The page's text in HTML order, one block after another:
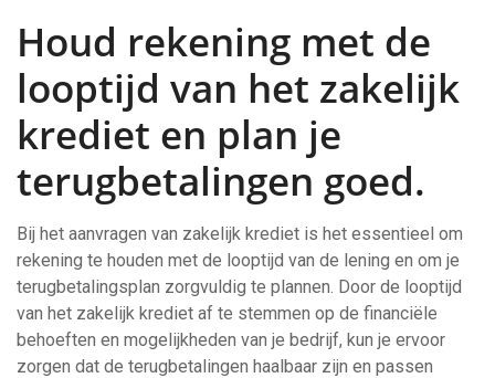
Houd rekening met de
looptijd van het zakelijk
krediet en plan je
terugbetalingen goed.
Bij het aanvragen van zakelijk krediet is het essentieel om
rekening te houden met de looptijd van de lening en om je
terugbetalingsplan zorgvuldig te plannen. Door de looptijd
van het zakelijk krediet af te stemmen op de financiële
behoeften en mogelijkheden van je bedrijf, kun je ervoor
zorgen dat de terugbetalingen haalbaar zijn en passen